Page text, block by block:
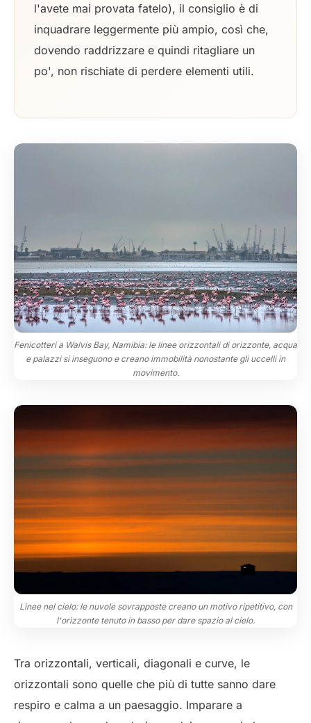
l'avete mai provata fatelo), il consiglio è di
inquadrare leggermente più ampio, così che,
dovendo raddrizzare e quindi ritagliare un
po', non rischiate di perdere elementi utili.
Fenicotteri a Walvis Bay, Namibia: le linee orizzontali di orizzonte, acqua
e palazzi si inseguono e creano immobilità nonostante gli uccelli in
movimento.
Linee nel cielo: le nuvole sovrapposte creano un motivo ripetitivo, con
l'orizzonte tenuto in basso per dare spazio al cielo.
Tra orizzontali, verticali, diagonali e curve, le
orizzontali sono quelle che più di tutte sanno dare
respiro e calma a un paesaggio. Imparare a